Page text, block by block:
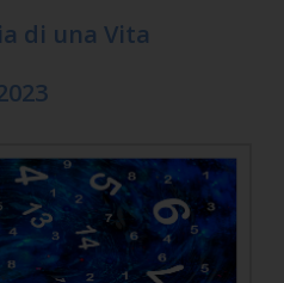
di una Vita